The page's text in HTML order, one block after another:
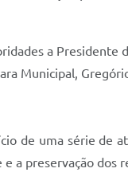
a
Municipal,
de uma série de
a preservação dos